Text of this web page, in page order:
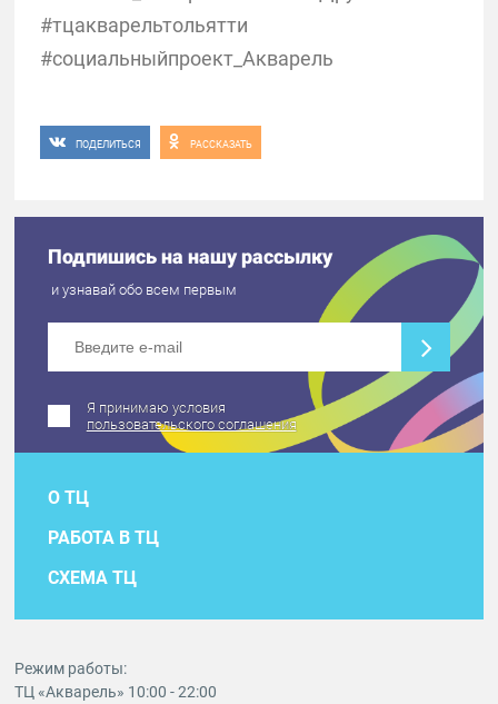
#тцакварельтольятти
#социальныйпроект_Акварель
ПОДЕЛИТЬСЯ РАССКАЗАТЬ
Подпишись на нашу рассылку
и узнавай обо всем первым
Я принимаю условия
пользовательского соглашения
О ТЦ
РАБОТА В ТЦ
СХЕМА ТЦ
Режим работы:
ТЦ «Акварель» 10:00 - 22:00